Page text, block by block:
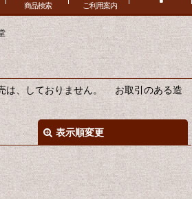
商品検索 ご利用案内
は、しておりません。 お取引のある造
表示順変更